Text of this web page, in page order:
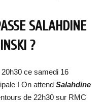
SALAHDINE
?
ce samedi 16
! On attend Salahdine
de 22h30 sur RMC